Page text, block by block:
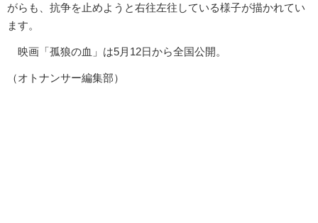
がらも、抗争を止めようと右往左往している様子が描かれてい
ます。
映画「孤狼の血」は5月12日から全国公開。
（オトナンサー編集部）